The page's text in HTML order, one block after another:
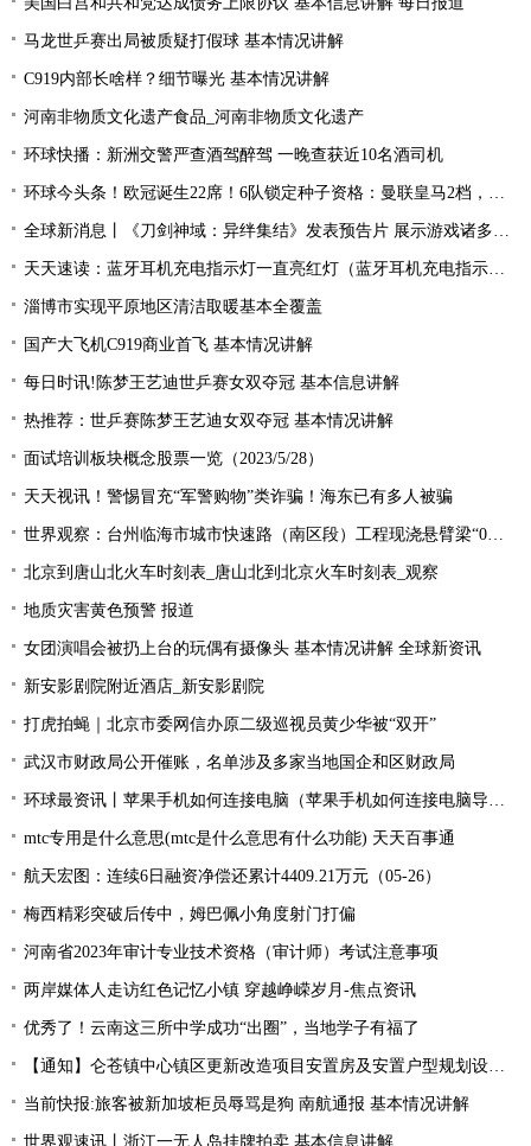
马龙世乒赛出局被质疑打假球 基本情况讲解
C919内部长啥样？细节曝光 基本情况讲解
河南非物质文化遗产食品_河南非物质文化遗产
环球快播：新洲交警严查酒驾醉驾 一晚查获近10名酒司机
环球今头条！欧冠诞生22席！6队锁定种子资格：曼联皇马2档，酝酿死亡之组
全球新消息丨《刀剑神域：异绊集结》发表预告片 展示游戏诸多玩法
天天速读：蓝牙耳机充电指示灯一直亮红灯（蓝牙耳机充电指示灯）
淄博市实现平原地区清洁取暖基本全覆盖
国产大飞机C919商业首飞 基本情况讲解
每日时讯!陈梦王艺迪世乒赛女双夺冠 基本信息讲解
热推荐：世乒赛陈梦王艺迪女双夺冠 基本情况讲解
面试培训板块概念股票一览（2023/5/28）
天天视讯！警惕冒充“军警购物”类诈骗！海东已有多人被骗
世界观察：台州临海市城市快速路（南区段）工程现浇悬臂梁“0号块”顺利浇筑
北京到唐山北火车时刻表_唐山北到北京火车时刻表_观察
地质灾害黄色预警 报道
女团演唱会被扔上台的玩偶有摄像头 基本情况讲解 全球新资讯
新安影剧院附近酒店_新安影剧院
打虎拍蝇｜北京市委网信办原二级巡视员黄少华被“双开”
武汉市财政局公开催账，名单涉及多家当地国企和区财政局
环球最资讯丨苹果手机如何连接电脑（苹果手机如何连接电脑导出照片）
mtc专用是什么意思(mtc是什么意思有什么功能) 天天百事通
航天宏图：连续6日融资净偿还累计4409.21万元（05-26）
梅西精彩突破后传中，姆巴佩小角度射门打偏
河南省2023年审计专业技术资格（审计师）考试注意事项
两岸媒体人走访红色记忆小镇 穿越峥嵘岁月-焦点资讯
优秀了！云南这三所中学成功“出圈”，当地学子有福了
【通知】仑苍镇中心镇区更新改造项目安置房及安置户型规划设计征求意见... 天天快资讯
当前快报:旅客被新加坡柜员辱骂是狗 南航通报 基本情况讲解
世界观速讯丨浙江一无人岛挂牌拍卖 基本信息讲解